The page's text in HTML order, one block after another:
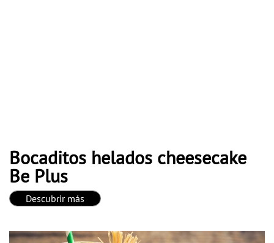
Bocaditos helados cheesecake
Be Plus
Descubrir más